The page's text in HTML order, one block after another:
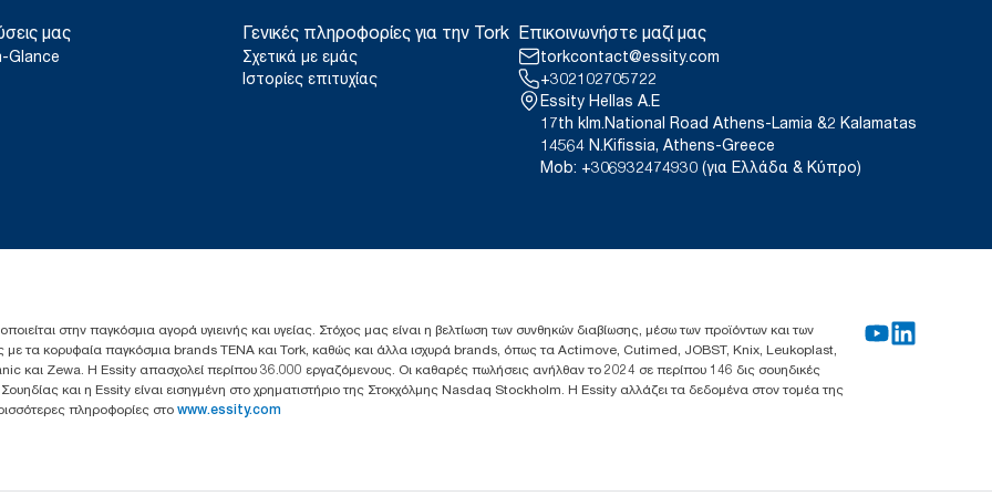
μας
Glance
Γενικές πληροφορίες για την Tork
Σχετικά με εμάς
Ιστορίες επιτυχίας
Επικοινωνήστε μαζί μας
torkcontact@essity.com
+302102705722
Essity Hellas A.E
17th klm.National Road Athens-Lamia &2 Kalamatas
14564 N.Kifissia, Athens-Greece
Mob: +306932474930 (για Ελλάδα & Κύπρο)
στην παγκόσμια αγορά υγιεινής και υγείας. Στόχος μας είναι η βελτίωση των συνθηκών διαβίωσης, μέσω των προϊόντων και των
με τα κορυφαία παγκόσμια brands TENA και Tork, καθώς και άλλα ισχυρά brands, όπως τα Actimove, Cutimed, JOBST, Knix, Leukoplast,
Zewa. Η Essity απασχολεί περίπου 36.000 εργαζόμενους. Οι καθαρές πωλήσεις ανήλθαν το 2024 σε περίπου 146 δις σουηδικές
και η Essity είναι εισηγμένη στο χρηματιστήριο της Στοκχόλμης Nasdaq Stockholm. Η Essity αλλάζει τα δεδομένα στον τομέα της
πληροφορίες στο www.essity.com